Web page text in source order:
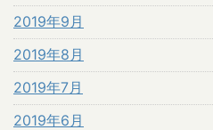
2019年9月
2019年8月
2019年7月
2019年6月